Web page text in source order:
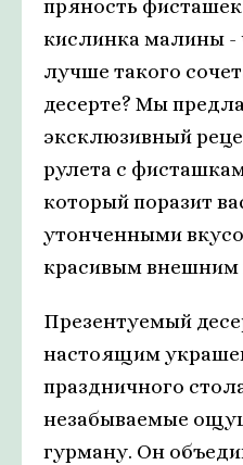
пряность
кислинка малины -
лучше такого
десерте? Мы
эксклюзивный
рулета с
который поразит
утонченными
красивым внешним
Презентуемый
настоящим
праздничного
незабываемые
гурману. Он